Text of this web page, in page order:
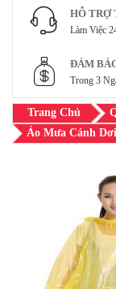
HỖ TRỢ
Làm Việc
ĐẢM
Trong 3
Trang Chủ
Áo Mưa Cánh